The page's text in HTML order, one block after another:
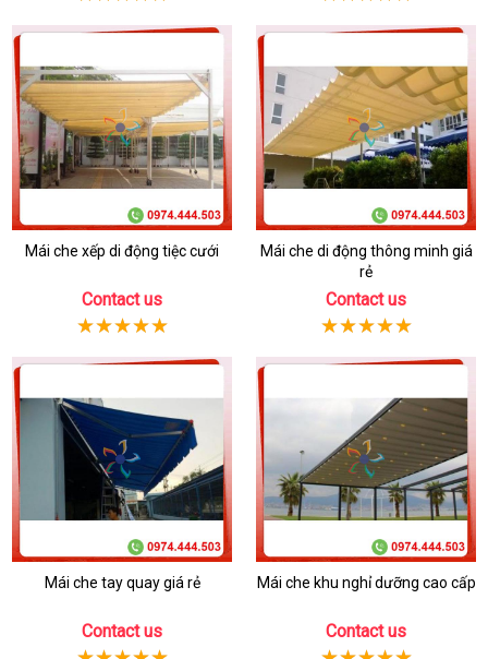
Mái che xếp di động tiệc cưới
Contact us
Mái che di động thông minh giá
rẻ
Contact us
Mái che tay quay giá rẻ
Contact us
Mái che khu nghỉ dưỡng cao cấp
Contact us